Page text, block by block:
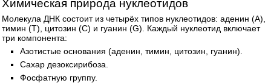
Химическая природа нуклеотидов
Молекула ДНК состоит из четырёх типов нуклеотидов: аденин (A),
тимин (T), цитозин (C) и гуанин (G). Каждый нуклеотид включает
три компонента:
Азотистые основания (аденин, тимин, цитозин, гуанин).
Сахар дезоксирибоза.
Фосфатную группу.